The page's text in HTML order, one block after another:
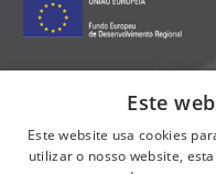
Este
Este website usa cookies
utilizar o nosso website,